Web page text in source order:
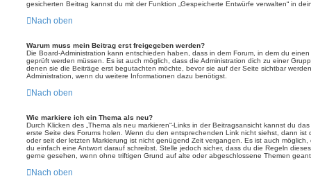
gesicherten Beitrag kannst du mit der Funktion „Gespeicherte Entwürfe verwalten“ in
Nach oben
Warum muss mein Beitrag erst freigegeben werden?
Die Board-Administration kann entschieden haben, dass in dem Forum, in dem du
geprüft werden müssen. Es ist auch möglich, dass die Administration dich zu einer
denen sie die Beiträge erst begutachten möchte, bevor sie auf der Seite sichtbar
Administration, wenn du weitere Informationen dazu benötigst.
Nach oben
Wie markiere ich ein Thema als neu?
Durch Klicken des „Thema als neu markieren“-Links in der Beitragsansicht kannst du
erste Seite des Forums holen. Wenn du den entsprechenden Link nicht siehst, dann ist
oder seit der letzten Markierung ist nicht genügend Zeit vergangen. Es ist auch
du einfach eine Antwort darauf schreibst. Stelle jedoch sicher, dass du die Regeln
gerne gesehen, wenn ohne triftigen Grund auf alte oder abgeschlossene Themen
Nach oben